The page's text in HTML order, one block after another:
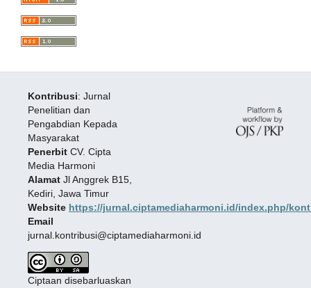
Kontribusi: Jurnal
Penelitian dan
Pengabdian Kepada
Masyarakat
PenerbitCV. Cipta
Media Harmoni
AlamatJl Anggrek B15,
Kediri, Jawa Timur
Website https://jurnal.ciptamediaharmoni.id/index.php/
Email
jurnal.kontribusi@ciptamediaharmoni.id
Ciptaan disebarluaskan